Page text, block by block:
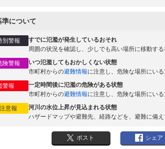
について
別警報
すでに氾濫が発生しているおそれ
周囲の状況を確認し、少しでも高い場所に移動す
険警報
いつ氾濫してもおかしくない状態
市町村からの避難情報に注意し、危険な場所にい
警報
一定時間後に氾濫の危険がある状態
市町村からの避難情報に注意し、危険な場所にい
意報
河川の水位上昇が見込まれる状態
ハザードマップや避難先、経路などを、避難に備
ポスト シェア